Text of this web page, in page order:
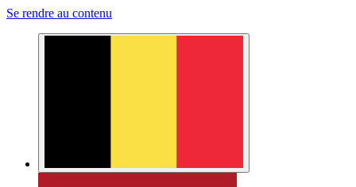
Se rendre au contenu